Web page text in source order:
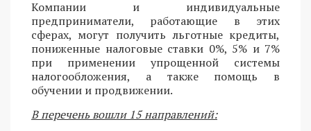
Компании и индивидуальные
предприниматели, работающие в этих
сферах, могут получить льготные кредиты,
пониженные налоговые ставки 0%, 5% и 7%
при применении упрощенной системы
налогообложения, а также помощь в
обучении и продвижении.
В перечень вошли 15 направлений: